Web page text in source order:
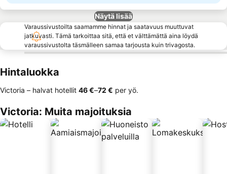
Näytä lisää
Varaussivustoilta saamamme hinnat ja saatavuus muuttuvat
jatkuvasti. Tämä tarkoittaa sitä, että et välttämättä aina löydä
varaussivustolta täsmälleen samaa tarjousta kuin trivagosta.
Hintaluokka
Victoria – halvat hotellit ‎46 €–‎72 € per yö.
Victoria: Muita majoituksia